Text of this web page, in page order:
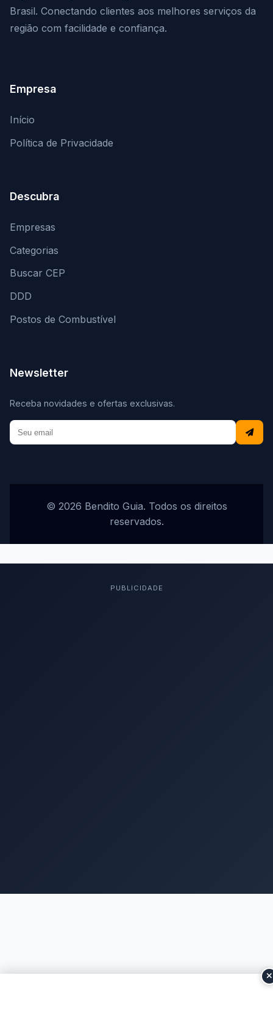
Brasil. Conectando clientes aos melhores serviços da
região com facilidade e confiança.
Empresa
Início
Política de Privacidade
Descubra
Empresas
Categorias
Buscar CEP
DDD
Postos de Combustível
Newsletter
Receba novidades e ofertas exclusivas.
© 2026 Bendito Guia. Todos os direitos
reservados.